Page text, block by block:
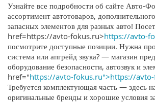
Узнайте все подробности об сайте Авто-
ассортимент автотоваров,
запасных элементов для разных авто!
href=https://avto-fokus.ru>https://avto-
посмотрите доступные позиции. Нужна
система или апгрейд звука? — магазин
оборудование безопасности, автозвук и
href="https://avto-fokus.ru">https://
Требуется комплектующая часть — здесь
оригинальные бренды и хорошие условия